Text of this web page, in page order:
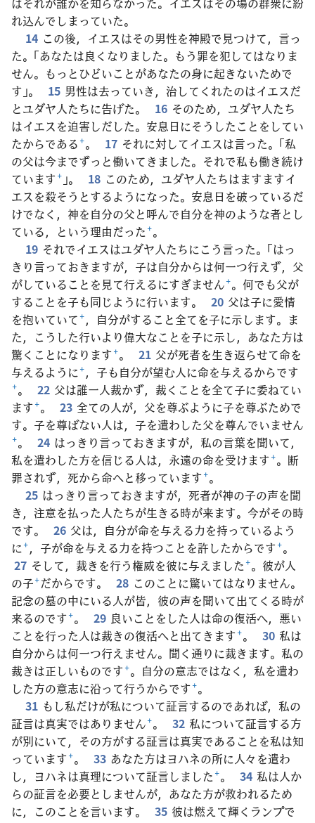
れ込んでしまっていた。
14 この後，イエスはその男性を神殿で見つけて，言っ
た。「あなたは良くなりました。もう罪を犯してはなりま
せん。もっとひどいことがあなたの身に起きないためで
す」。
15 男性は去っていき，治してくれたのはイエスだ
とユダヤ人たちに告げた。
16 そのため，ユダヤ人たち
はイエスを迫害しだした。安息日にそうしたことをしてい
たからである+。 17 それに対してイエスは言った。「私
の父は今までずっと働いてきました。それで私も働き続け
ています+ 」。 18 このため，ユダヤ人たちはますますイ
エスを殺そうとするようになった。安息日を破っているだ
けでなく，神を自分の父と呼んで自分を神のような者とし
ている，という理由だった+。
19 それでイエスはユダヤ人たちにこう言った。「はっ
きり言っておきますが，子は自分からは何一つ行えず，父
がしていることを見て行えるにすぎません+。何でも父が
することを子も同じように行います。
20 父は子に愛情
を抱いていて+，自分がすること全てを子に示します。ま
た，こうした行いより偉大なことを子に示し，あなた方は
驚くことになります+。 21 父が死者を生き返らせて命を
与えるように+，子も自分が望む人に命を与えるからです
+。 22 父は誰一人裁かず，裁くことを全て子に委ねてい
ます+。 23 全ての人が，父を尊ぶように子を尊ぶためで
す。子を尊ばない人は，子を遣わした父を尊んでいません
+。 24 はっきり言っておきますが，私の言葉を聞いて，
私を遣わした方を信じる人は，永遠の命を受けます+。断
罪されず，死から命へと移っています+。
25 はっきり言っておきますが，死者が神の子の声を聞
き，注意を払った人たちが生きる時が来ます。今がその時
です。
26 父は，自分が命を与える力を持っているよう
に+，子が命を与える力を持つことを許したからです+。
27 そして，裁きを行う権威を彼に与えました+。彼が人
の子+だからです。 28 このことに驚いてはなりません。
記念の墓の中にいる人が皆，彼の声を聞いて出てくる時が
来るのです+。 29 良いことをした人は命の復活へ，悪い
ことを行った人は裁きの復活へと出てきます+。 30 私は
自分からは何一つ行えません。聞く通りに裁きます。私の
裁きは正しいものです+。自分の意志ではなく，私を遣わ
した方の意志に沿って行うからです+。
31 もし私だけが私について証言するのであれば，私の
証言は真実ではありません+。 32 私について証言する方
が別にいて，その方がする証言は真実であることを私は知
っています+。 33 あなた方はヨハネの所に人々を遣わ
し，ヨハネは真理について証言しました+。 34 私は人か
らの証言を必要としませんが，あなた方が救われるため
に，このことを言います。
35 彼は燃えて輝くランプで